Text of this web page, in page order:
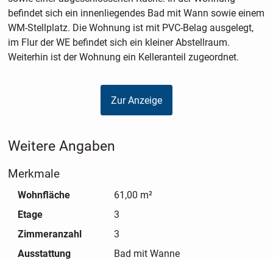
befindet sich ein innenliegendes Bad mit Wann sowie einem
WM-Stellplatz. Die Wohnung ist mit PVC-Belag ausgelegt,
im Flur der WE befindet sich ein kleiner Abstellraum.
Weiterhin ist der Wohnung ein Kelleranteil zugeordnet.
Zur Anzeige
Weitere Angaben
Merkmale
Wohnfläche
61,00 m²
Etage
3
Zimmeranzahl
3
Ausstattung
Bad mit Wanne